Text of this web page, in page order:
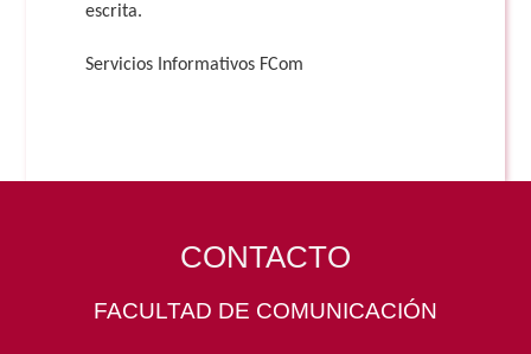
escrita.
Servicios Informativos FCom
CONTACTO
FACULTAD DE COMUNICACIÓN